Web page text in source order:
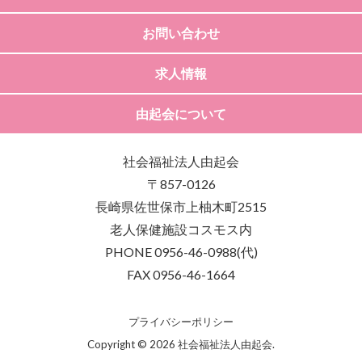
お問い合わせ
求人情報
由起会について
社会福祉法人由起会
〒857-0126
長崎県佐世保市上柚木町2515
老人保健施設コスモス内
PHONE 0956-46-0988(代)
FAX 0956-46-1664
プライバシーポリシー
Copyright © 2026 社会福祉法人由起会.